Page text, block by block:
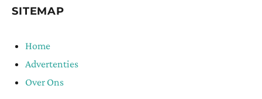
SITEMAP
Home
Advertenties
Over Ons